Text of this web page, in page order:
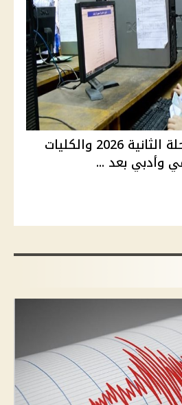
موعد تنسيق المرحلة الثانية 2026 والكليات
وأدبي بعد ...